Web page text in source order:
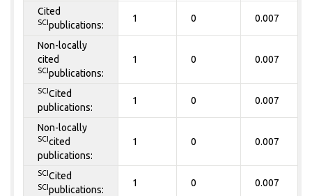
Cited
SCIpublications:
1 0 0.007
Non-locally
cited
SCIpublications:
1 0 0.007
SCICited
publications:
1 0 0.007
Non-locally
SCIcited
publications:
1 0 0.007
SCICited
SCIpublications:
1 0 0.007